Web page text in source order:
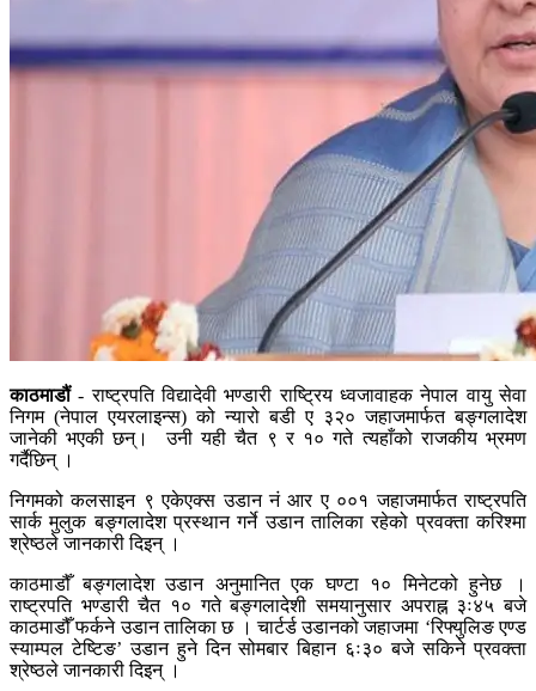
काठमाडौं- राष्ट्रपति विद्यादेवी भण्डारी राष्ट्रिय ध्वजावाहक नेपाल वायु सेवा
निगम (नेपाल एयरलाइन्स) को न्यारो बडी ए ३२० जहाजमार्फत बङ्गलादेश
जानेकी भएकी छन्। उनी यही चैत ९ र १० गते त्यहाँको राजकीय भ्रमण
गर्दैछिन् ।
निगमको कलसाइन ९ एकेएक्स उडान नं आर ए ००१ जहाजमार्फत राष्ट्रपति
सार्क मुलुक बङ्गलादेश प्रस्थान गर्ने उडान तालिका रहेको प्रवक्ता करिश्मा
श्रेष्ठले जानकारी दिइन् ।
काठमाडौँ बङ्गलादेश उडान अनुमानित एक घण्टा १० मिनेटको हुनेछ ।
राष्ट्रपति भण्डारी चैत १० गते बङ्गलादेशी समयानुसार अपराह्न ३ः४५ बजे
काठमाडौँ फर्कने उडान तालिका छ । चार्टर्ड उडानको जहाजमा ‘रिफ्युलिङ एण्ड
स्याम्पल टेष्टिङ’ उडान हुने दिन सोमबार बिहान ६ः३० बजे सकिने प्रवक्ता
श्रेष्ठले जानकारी दिइन् ।